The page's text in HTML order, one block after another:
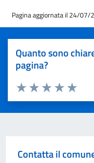
Pagina aggiornata il 24/07/
Quanto sono
pagina?
Valuta
Valuta 4
Valuta 3 stelle
Valuta 2 stelle su 5
Valuta 1 stelle su 5
Contatta il